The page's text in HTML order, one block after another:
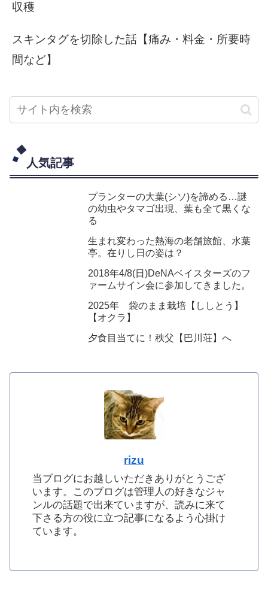
収穫
スキンタグを切除した話【痛み・料金・所要時
間など】
人気記事
プランターの大葉(シソ)を諦める…謎
の幼虫やタマゴ出現、葉も全て黒くな
る
生まれ変わった熱海の老舗旅館、水葉
亭。在りし日の姿は？
2018年4/8(日)DeNAベイスターズのフ
ァームサイン会に参加してきました。
2025年 袋のまま栽培【ししとう】
【オクラ】
夕食目当てに！秩父【巴川荘】へ
rizu
当ブログにお越しいただきありがとうござ
います。このブログは管理人の好きなジャ
ンルの話題で出来ていますが、読みに来て
下さる方の役に立つ記事になるよう心掛け
ています。